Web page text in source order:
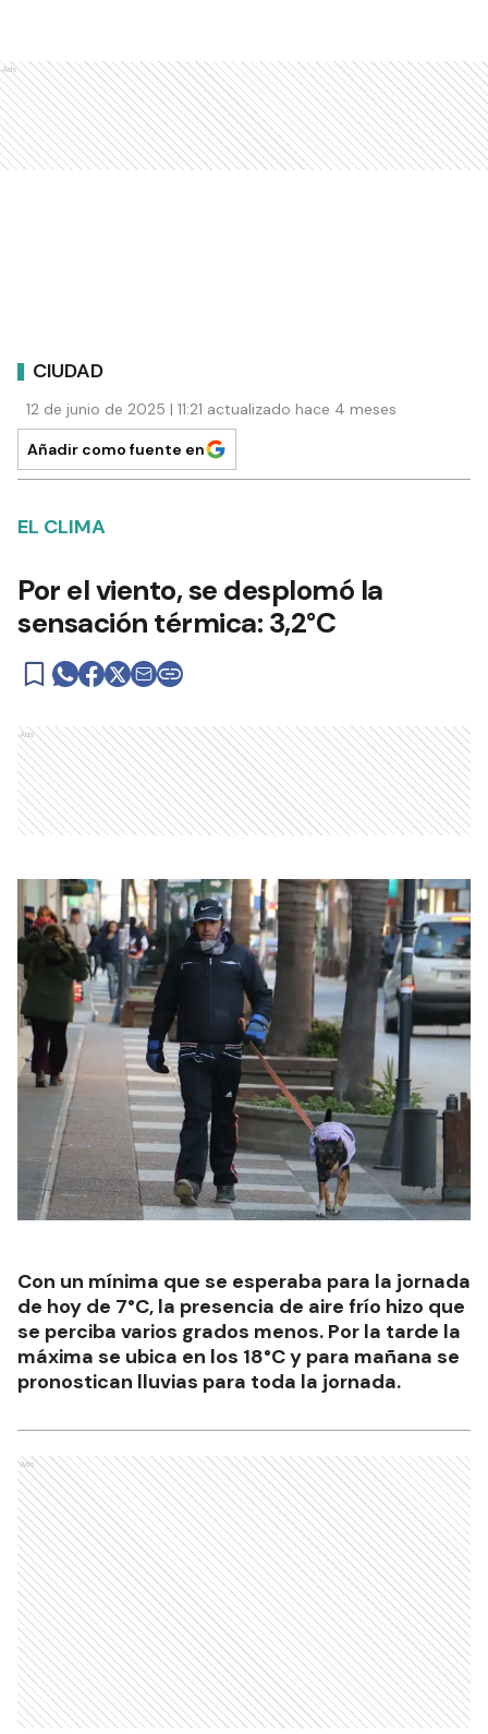
Ads
CIUDAD
12 de junio de 2025 | 11:21 actualizado hace 4 meses
Añadir como fuente en
EL CLIMA
Por el viento, se desplomó la
sensación térmica: 3,2°C
Ads
Con un mínima que se esperaba para la jornada
de hoy de 7°C, la presencia de aire frío hizo que
se perciba varios grados menos. Por la tarde la
máxima se ubica en los 18°C y para mañana se
pronostican lluvias para toda la jornada.
Ads